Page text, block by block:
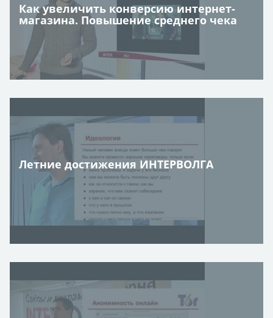
Как увеличить конверсию интернет-
магазина. Повышение среднего чека
Летние достижения ИНТЕРВОЛГА